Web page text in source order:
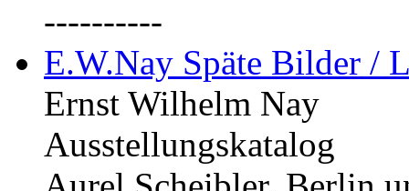
----------
E.W.Nay Späte Bilder /
Ernst Wilhelm Nay
Ausstellungskatalog